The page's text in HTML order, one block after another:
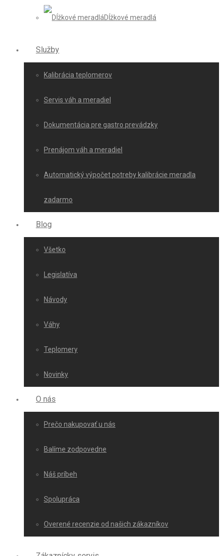
Dĺžkové meradlá
Služby
Kalibrácia teplomerov
Servis váh a meradiel
Dokumentácia pre gastro prevádzky
Prenájom váh a meradiel
Automatický výpočet potreby kalibrácie meradla
zadarmo
Blog
Všetko
Legislatíva
Návody
Váhy
Teplomery
Novinky
O nás
Prečo nakupovať u nás
Balíme zodpovedne
Náš príbeh
Spolupráca
Overené recenzie od našich zákazníkov